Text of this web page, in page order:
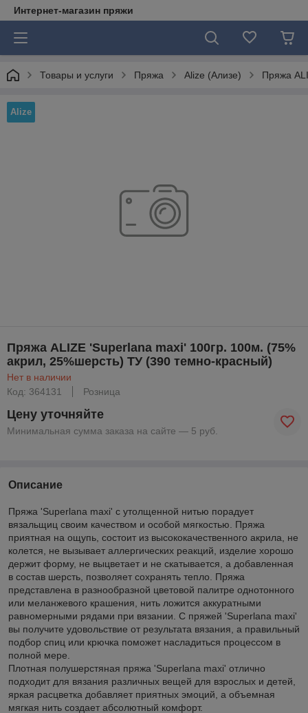
Интернет-магазин пряжи
Товары и услуги Пряжа Alize (Ализе) Пряжа
Alize
Пряжа ALIZE 'Superlana maxi' 100гр. 100м. (75%
акрил, 25%шерсть) ТУ (390 темно-красный)
Нет в наличии
Код: 364131
Розница
Цену уточняйте
Минимальная сумма заказа на сайте — 5 руб.
Описание
Пряжа 'Superlana maxi' с утолщенной нитью порадует
вязальщиц своим качеством и особой мягкостью. Пряжа
приятная на ощупь, состоит из высококачественного акрила, не
колется, не вызывает аллергических реакций, изделие хорошо
держит форму, не выцветает и не скатывается, а добавленная
в состав шерсть, позволяет сохранять тепло. Пряжа
представлена в разнообразной цветовой палитре однотонного
или меланжевого крашения, нить ложится аккуратными
равномерными рядами при вязании. С пряжей 'Superlana maxi'
вы получите удовольствие от результата вязания, а правильный
подбор спиц или крючка поможет насладиться процессом в
полной мере.
Плотная полушерстяная пряжа 'Superlana maxi' отлично
подходит для вязания различных вещей для взрослых и детей,
яркая расцветка добавляет приятных эмоций, а объемная
мягкая нить создает абсолютный комфорт.